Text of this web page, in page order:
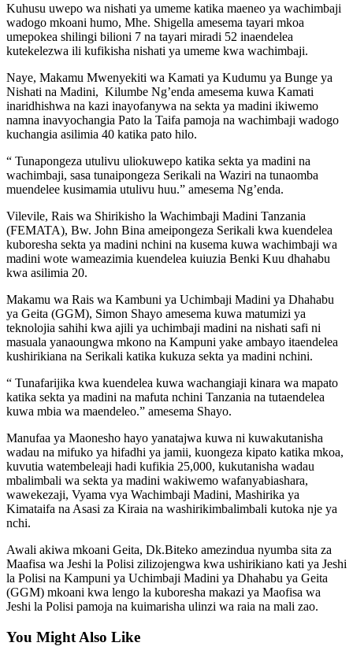
Kuhusu uwepo wa nishati ya umeme katika maeneo ya wachimbaji
wadogo mkoani humo, Mhe. Shigella amesema tayari mkoa
umepokea shilingi bilioni 7 na tayari miradi 52 inaendelea
kutekelezwa ili kufikisha nishati ya umeme kwa wachimbaji.
Naye, Makamu Mwenyekiti wa Kamati ya Kudumu ya Bunge ya
Nishati na Madini, Kilumbe Ng’enda amesema kuwa Kamati
inaridhishwa na kazi inayofanywa na sekta ya madini ikiwemo
namna inavyochangia Pato la Taifa pamoja na wachimbaji wadogo
kuchangia asilimia 40 katika pato hilo.
“ Tunapongeza utulivu uliokuwepo katika sekta ya madini na
wachimbaji, sasa tunaipongeza Serikali na Waziri na tunaomba
muendelee kusimamia utulivu huu.” amesema Ng’enda.
Vilevile, Rais wa Shirikisho la Wachimbaji Madini Tanzania
(FEMATA), Bw. John Bina ameipongeza Serikali kwa kuendelea
kuboresha sekta ya madini nchini na kusema kuwa wachimbaji wa
madini wote wameazimia kuendelea kuiuzia Benki Kuu dhahabu
kwa asilimia 20.
Makamu wa Rais wa Kambuni ya Uchimbaji Madini ya Dhahabu
ya Geita (GGM), Simon Shayo amesema kuwa matumizi ya
teknolojia sahihi kwa ajili ya uchimbaji madini na nishati safi ni
masuala yanaoungwa mkono na Kampuni yake ambayo itaendelea
kushirikiana na Serikali katika kukuza sekta ya madini nchini.
“ Tunafarijika kwa kuendelea kuwa wachangiaji kinara wa mapato
katika sekta ya madini na mafuta nchini Tanzania na tutaendelea
kuwa mbia wa maendeleo.” amesema Shayo.
Manufaa ya Maonesho hayo yanatajwa kuwa ni kuwakutanisha
wadau na mifuko ya hifadhi ya jamii, kuongeza kipato katika mkoa,
kuvutia watembeleaji hadi kufikia 25,000, kukutanisha wadau
mbalimbali wa sekta ya madini wakiwemo wafanyabiashara,
wawekezaji, Vyama vya Wachimbaji Madini, Mashirika ya
Kimataifa na Asasi za Kiraia na washirikimbalimbali kutoka nje ya
nchi.
Awali akiwa mkoani Geita, Dk.Biteko amezindua nyumba sita za
Maafisa wa Jeshi la Polisi zilizojengwa kwa ushirikiano kati ya Jeshi
la Polisi na Kampuni ya Uchimbaji Madini ya Dhahabu ya Geita
(GGM) mkoani kwa lengo la kuboresha makazi ya Maofisa wa
Jeshi la Polisi pamoja na kuimarisha ulinzi wa raia na mali zao.
You Might Also Like